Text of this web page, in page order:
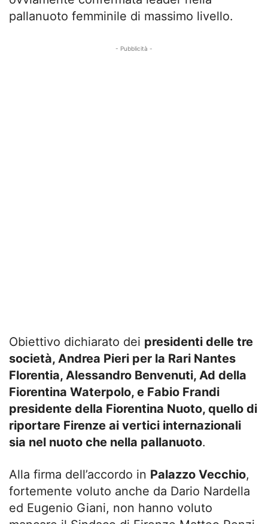
pallanuoto femminile di massimo livello.
- Pubblicità -
Obiettivo dichiarato dei presidenti delle tre
società, Andrea Pieri per la Rari Nantes
Florentia, Alessandro Benvenuti, Ad della
Fiorentina Waterpolo, e Fabio Frandi
presidente della Fiorentina Nuoto, quello di
riportare Firenze ai vertici internazionali
sia nel nuoto che nella pallanuoto.
Alla firma dell’accordo in Palazzo Vecchio,
fortemente voluto anche da Dario Nardella
ed Eugenio Giani, non hanno voluto